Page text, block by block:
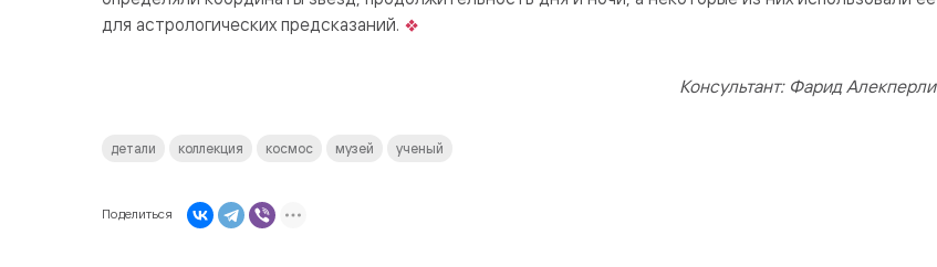
для астрологических предсказаний.
Консультант: Фарид Алекперли
детали коллекция космос музей ученый
Поделиться